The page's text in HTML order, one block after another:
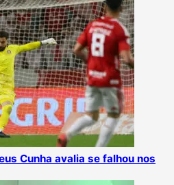
Cunha avalia se falhou nos